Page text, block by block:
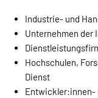
Industrie- und
Unternehmen der
Hochschulen,
Dienst
Entwickler:innen-